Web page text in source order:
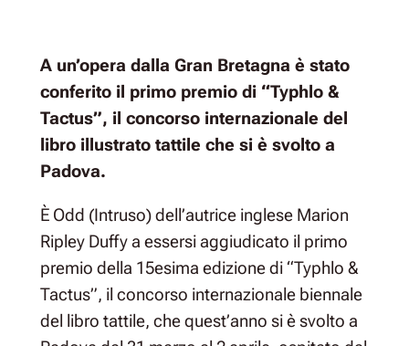
A un’opera dalla Gran Bretagna è stato
conferito il primo premio di “Typhlo &
Tactus”, il concorso internazionale del
libro illustrato tattile che si è svolto a
Padova.
È Odd (Intruso) dell’autrice inglese Marion
Ripley Duffy a essersi aggiudicato il primo
premio della 15esima edizione di “Typhlo &
Tactus”, il concorso internazionale biennale
del libro tattile, che quest’anno si è svolto a